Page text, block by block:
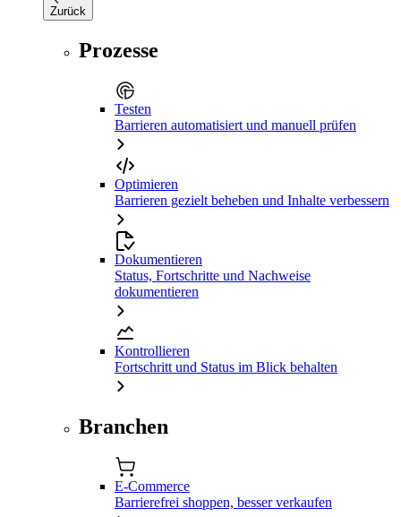
Zurück
Prozesse
Testen
Barrieren automatisiert und manuell prüfen
Optimieren
Barrieren gezielt beheben und Inhalte verbessern
Dokumentieren
Status, Fortschritte und Nachweise
dokumentieren
Kontrollieren
Fortschritt und Status im Blick behalten
Branchen
E-Commerce
Barrierefrei shoppen, besser verkaufen